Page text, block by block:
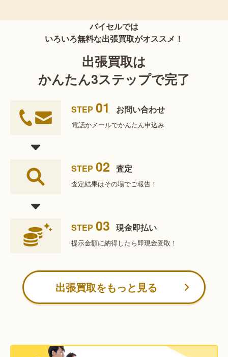
バイセルでは
いろいろ無料な出張買取がオススメ！
出張買取は
かんたん3ステップで完了
STEP 01 お問い合わせ
電話かメールでかんたん申込み
STEP 02 査定
査定結果はその場でご報告！
STEP 03 現金即払い
提示金額に納得したら即現金受取！
出張買取をもっと見る